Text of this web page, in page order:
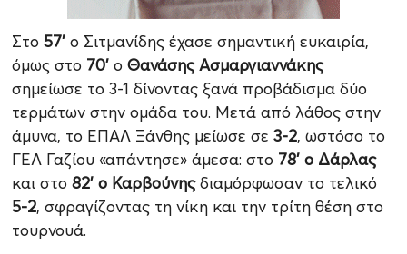
Στο 57’ο Σιτμανίδης έχασε σημαντική ευκαιρία,
όμως στο 70’ο Θανάσης Ασμαργιαννάκης
σημείωσε το 3-1 δίνοντας ξανά προβάδισμα δύο
τερμάτων στην ομάδα του. Μετά από λάθος στην
άμυνα, το ΕΠΑΛ Ξάνθης μείωσε σε 3-2, ωστόσο το
ΓΕΛ Γαζίου «απάντησε» άμεσα: στο 78’ ο Δάρλας
και στο 82’ ο Καρβούνηςδιαμόρφωσαν το τελικό
5-2, σφραγίζοντας τη νίκη και την τρίτη θέση στο
τουρνουά.